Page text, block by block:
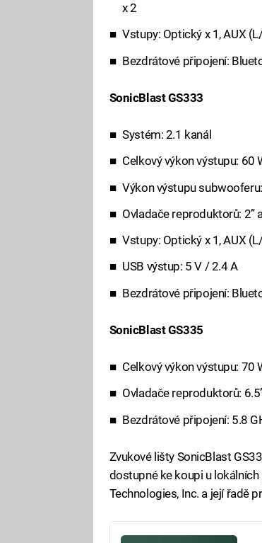
x 2
Vstupy: Optický x 1, AUX (L/
Bezdrátové připojení:
SonicBlast GS333
Systém: 2.1 kanál
Celkový výkon výstupu: 60
Výkon výstupu
Ovladače reproduktorů: 2”
Vstupy: Optický x 1, AUX (L/
USB výstup: 5 V / 2.4 A
Bezdrátové připojení:
SonicBlast GS335
Celkový výkon výstupu: 70
Ovladače reproduktorů:
Bezdrátové připojení: 5.8
Zvukové lišty SonicBlast
dostupné ke koupi u
Technologies, Inc. a její řadě